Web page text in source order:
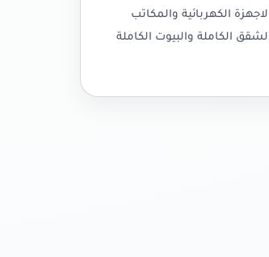
الكهربائية والمكاتب
الكاملة والبيوت الكاملة